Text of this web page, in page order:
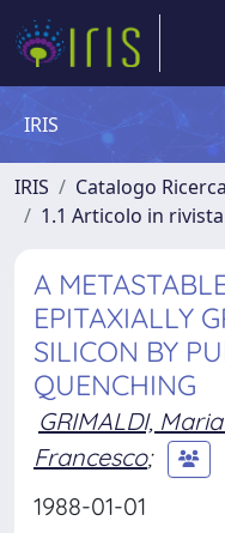
IRIS
IRIS Catalogo Ricerca
1.1 Articolo in rivista
A
EPITAXIALLY
SILICON BY
QUENCHING
GRIMALDI,
Francesco;
1988-01-01